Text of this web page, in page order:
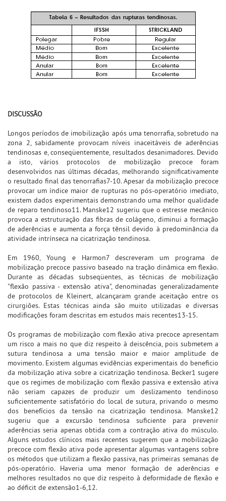
DISCUSSÃO
Longos períodos de imobilização após uma tenorrafia, sobretudo na
zona 2, sabidamente provocam níveis inaceitáveis de aderências
tendinosas e, conseqüentemente, resultados desanimadores. Devido
a isto, vários protocolos de mobilização precoce foram
desenvolvidos nas últimas décadas, melhorando significativamente
o resultado final das tenorrafias7-10. Apesar da mobilização precoce
provocar um índice maior de rupturas no pós-operatório imediato,
existem dados experimentais demonstrando uma melhor qualidade
de reparo tendinoso11. Manske12 sugeriu que o estresse mecânico
provoca a estruturação das fibras de colágeno, diminui a formação
de aderências e aumenta a força tênsil devido à predominância da
atividade intrínseca na cicatrização tendinosa.
Em 1960, Young e Harmon7 descreveram um programa de
mobilização precoce passivo baseado na tração dinâmica em flexão.
Durante as décadas subseqüentes, as técnicas de mobilização
"flexão passiva - extensão ativa", denominadas generalizadamente
de protocolos de Kleinert, alcançaram grande aceitação entre os
cirurgiões. Estas técnicas ainda são muito utilizadas e diversas
modificações foram descritas em estudos mais recentes13-15.
Os programas de mobilização com flexão ativa precoce apresentam
um risco a mais no que diz respeito à deiscência, pois submetem a
sutura tendinosa a uma tensão maior e maior amplitude de
movimento. Existem algumas evidências experimentais do beneficio
da mobilização ativa sobre a cicatrização tendinosa. Becker1 sugere
que os regimes de mobilização com flexão passiva e extensão ativa
não seriam capazes de produzir um deslizamento tendinoso
suficientemente satisfatório do local de sutura, privando o mesmo
dos benefícios da tensão na cicatrização tendinosa. Manske12
sugeriu que a excursão tendinosa suficiente para prevenir
aderências seria apenas obtida com a contração ativa do músculo.
Alguns estudos clínicos mais recentes sugerem que a mobilização
precoce com flexão ativa pode apresentar algumas vantagens sobre
os métodos que utilizam a flexão passiva, nas primeiras semanas de
pós-operatório. Haveria uma menor formação de aderências e
melhores resultados no que diz respeito à deformidade de flexão e
ao déficit de extensão1-6,12.